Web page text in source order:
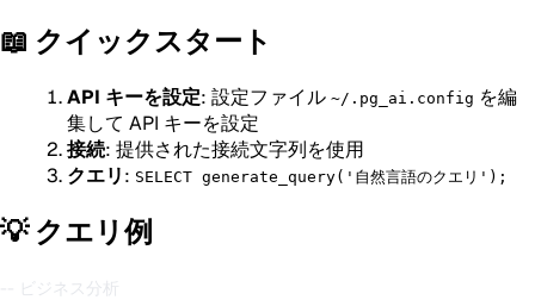
📖 クイックスタート
API キーを設定: 設定ファイル ~/.pg_ai.config を編
集して API キーを設定
接続: 提供された接続文字列を使用
クエリ: SELECT generate_query('自然言語のクエリ');
💡 クエリ例
-- ビジネス分析